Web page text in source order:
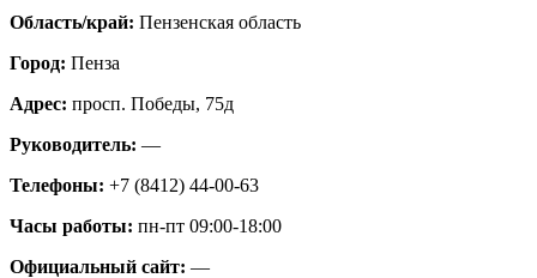
Область/край: Пензенская область
Город: Пенза
Адрес: просп. Победы, 75д
Руководитель: —
Телефоны: +7 (8412) 44-00-63
Часы работы: пн-пт 09:00-18:00
Официальный сайт: —